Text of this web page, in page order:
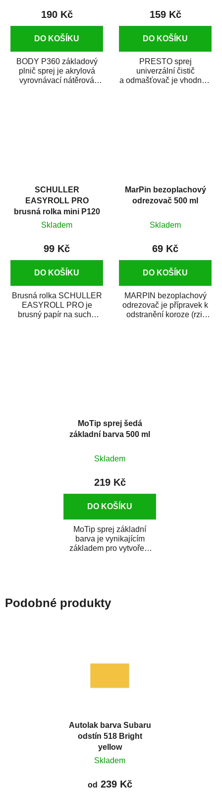
190 Kč
DO KOŠÍKU
BODY P360 základový
plnič sprej je akrylová
vyrovnávací nátěrová
159 Kč
DO KOŠÍKU
PRESTO sprej
univerzální čistič
a odmašťovač je vhodný k
SCHULLER
EASYROLL PRO
brusná rolka mini P120
Skladem
99 Kč
DO KOŠÍKU
Brusná rolka SCHULLER
EASYROLL PRO je
brusný papír na suché
MarPin bezoplachový
odrezovač 500 ml
Skladem
69 Kč
DO KOŠÍKU
MARPIN bezoplachový
odrezovač je přípravek k
odstranění koroze (rzi)
MoTip sprej šedá
základní barva 500 ml
Skladem
219 Kč
DO KOŠÍKU
MoTip sprej základní
barva je vynikajícím
základem pro vytvoření
Podobné produkty
Autolak barva Subaru
odstín 518 Bright
yellow
Skladem
od 239 Kč